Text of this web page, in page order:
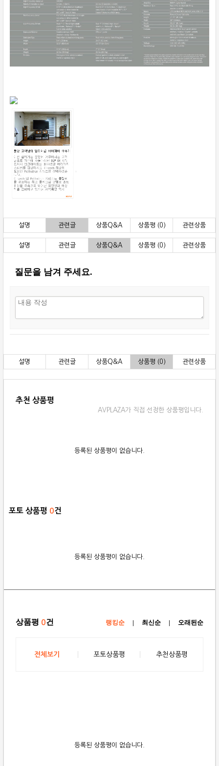
설명 관련글 상품Q&A 상품평 (0) 관련상품
설명 관련글 상품Q&A 상품평 (0) 관련상품
질문을 남겨 주세요.
설명 관련글 상품Q&A 상품평 (0) 관련상품
추천 상품평
AVPLAZA가 직접 선정한 상품평입니다.
등록된 상품평이 없습니다.
포토 상품평 0건
등록된 상품평이 없습니다.
상품평 0건 랭킹순 | 최신순 | 오래된순
전체보기 포토상품평 추천상품평
등록된 상품평이 없습니다.